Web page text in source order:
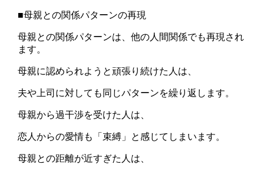
■母親との関係パターンの再現
母親との関係パターンは、他の人間関係でも再現され
ます。
母親に認められようと頑張り続けた人は、
夫や上司に対しても同じパターンを繰り返します。
母親から過干渉を受けた人は、
恋人からの愛情も「束縛」と感じてしまいます。
母親との距離が近すぎた人は、